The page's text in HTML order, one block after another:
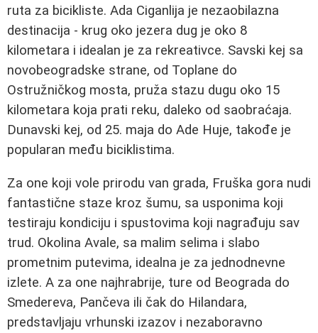
ruta za bicikliste. Ada Ciganlija je nezaobilazna
destinacija - krug oko jezera dug je oko 8
kilometara i idealan je za rekreativce. Savski kej sa
novobeogradske strane, od Toplane do
Ostružničkog mosta, pruža stazu dugu oko 15
kilometara koja prati reku, daleko od saobraćaja.
Dunavski kej, od 25. maja do Ade Huje, takođe je
popularan među biciklistima.
Za one koji vole prirodu van grada, Fruška gora nudi
fantastične staze kroz šumu, sa usponima koji
testiraju kondiciju i spustovima koji nagrađuju sav
trud. Okolina Avale, sa malim selima i slabo
prometnim putevima, idealna je za jednodnevne
izlete. A za one najhrabrije, ture od Beograda do
Smedereva, Pančeva ili čak do Hilandara,
predstavljaju vrhunski izazov i nezaboravno